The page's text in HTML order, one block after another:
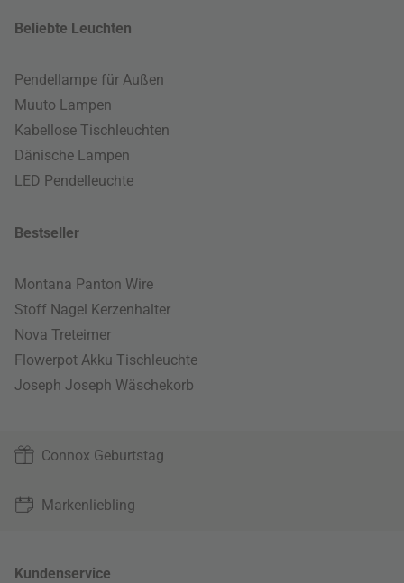
Beliebte Leuchten
Pendellampe für Außen
Muuto Lampen
Kabellose Tischleuchten
Dänische Lampen
LED Pendelleuchte
Bestseller
Montana Panton Wire
Stoff Nagel Kerzenhalter
Nova Treteimer
Flowerpot Akku Tischleuchte
Joseph Joseph Wäschekorb
Connox Geburtstag
Markenliebling
Kundenservice